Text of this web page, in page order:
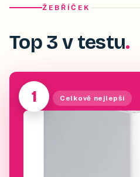
ŽEBŘÍČEK
Top 3 v testu
1
Celkově nejlepší